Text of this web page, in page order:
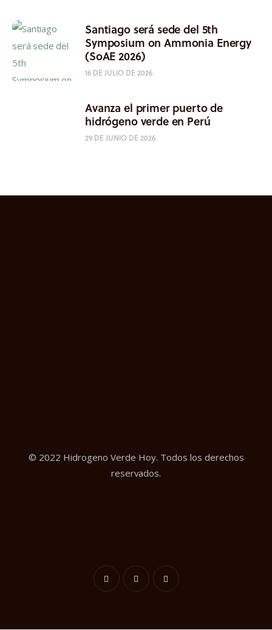
Santiago será sede del 5th
Symposium on Ammonia Energy
(SoAE 2026)
16 DE JULIO DE 2026
Avanza el primer puerto de
hidrógeno verde en Perú
29 DE JUNIO DE 2026
© 2022 Hidrogeno Verde Hoy. Todos los derechos
reservados.